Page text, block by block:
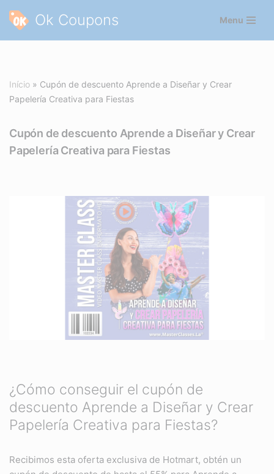
Pular
Ok Coupons Menu
Início » Cupón de descuento Aprende a Diseñar y Crear
Papelería Creativa para Fiestas
Cupón de descuento Aprende a Diseñar y Crear
Papelería Creativa para Fiestas
¿Cómo conseguir el cupón de
descuento Aprende a Diseñar y Crear
Papelería Creativa para Fiestas?
Recibimos esta oferta exclusiva de Hotmart, obtén un